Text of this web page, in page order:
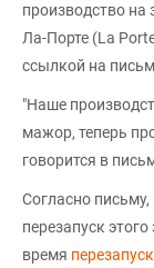
производство
Ла-Порте (La
ссылкой на
"Наше
мажор, теперь
говорится в
Согласно
перезапуск
время